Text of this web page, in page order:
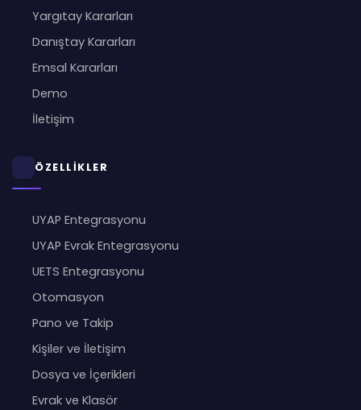
Yargıtay Kararları
Danıştay Kararları
Emsal Kararları
Demo
İletişim
ÖZELLİKLER
UYAP Entegrasyonu
UYAP Evrak Entegrasyonu
UETS Entegrasyonu
Otomasyon
Pano ve Takip
Kişiler ve İletişim
Dosya ve İçerikleri
Evrak ve Klasör